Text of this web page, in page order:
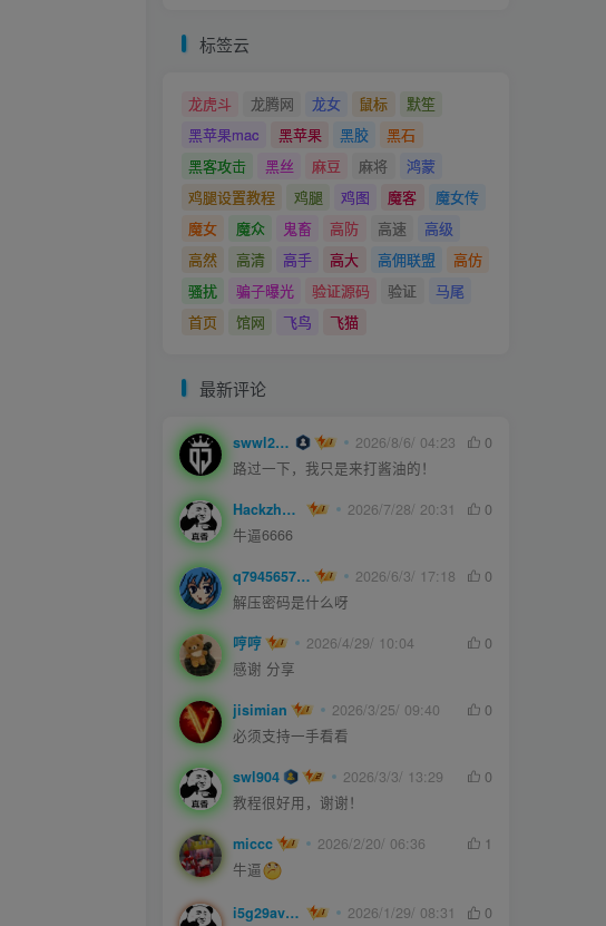
标签云
龙虎斗 龙腾网 龙女 鼠标
默笙
黑苹果mac
黑苹果 黑胶
黑石
黑客攻击
黑丝 麻豆 麻将
鸿蒙
鸡腿设置教程
鸡腿 鸡图 魔客
魔女传
魔女
魔众 鬼畜 高防 高速
高级
高然
高清 高手 高大 高佣联盟
高仿
骚扰
骗子曝光 验证源码 验证
马尾
首页
馆网 飞鸟 飞猫
最新评论
swwl2457 2026/8/6/ 04:23
0
路过一下，我只是来打酱油的！
Hackzheng 2026/7/28/ 20:31
0
牛逼6666
q794565750 2026/6/3/ 17:18
0
解压密码是什么呀
哼哼 2026/4/29/ 10:04
0
感谢 分享
jisimian 2026/3/25/ 09:40
0
必须支持一手看看
swl904 2026/3/3/ 13:29
0
教程很好用，谢谢！
miccc 2026/2/20/ 06:36
1
牛逼
i5g29ave0m 2026/1/29/ 08:31
0